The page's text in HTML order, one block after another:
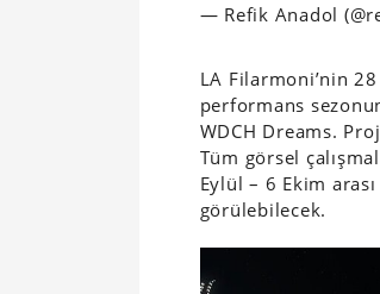
— Refik Anadol
LA Filarmoni’nin
performans
WDCH Dreams.
Tüm görsel
Eylül – 6 Ekim
görülebilecek.